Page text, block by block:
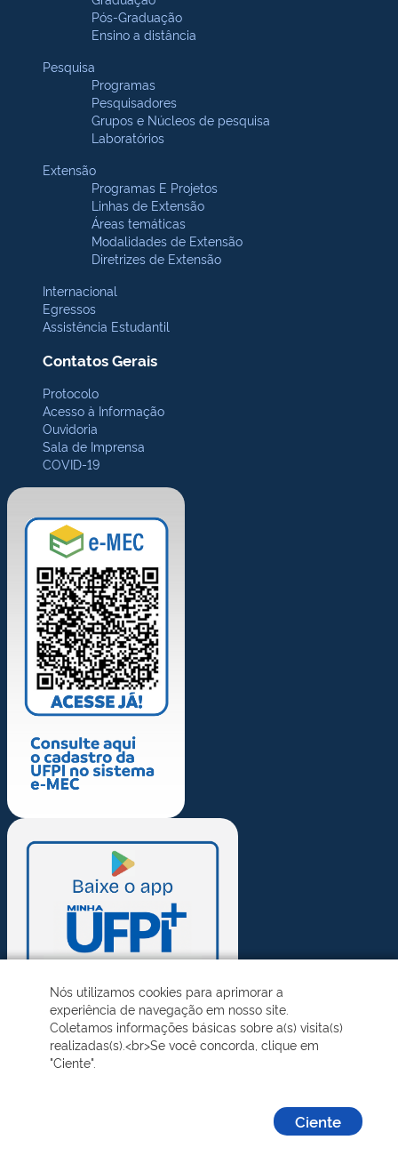
Pós-Graduação
Ensino a distância
Pesquisa
Programas
Pesquisadores
Grupos e Núcleos de pesquisa
Laboratórios
Extensão
Programas E Projetos
Linhas de Extensão
Áreas temáticas
Modalidades de Extensão
Diretrizes de Extensão
Internacional
Egressos
Assistência Estudantil
Contatos Gerais
Protocolo
Acesso à Informação
Ouvidoria
Sala de Imprensa
COVID-19
Nós utilizamos cookies para aprimorar a
experiência de navegação em nosso site.
Coletamos informações básicas sobre a(s) visita(s)
realizadas(s).<br>Se você concorda, clique em
"Ciente".
Ciente